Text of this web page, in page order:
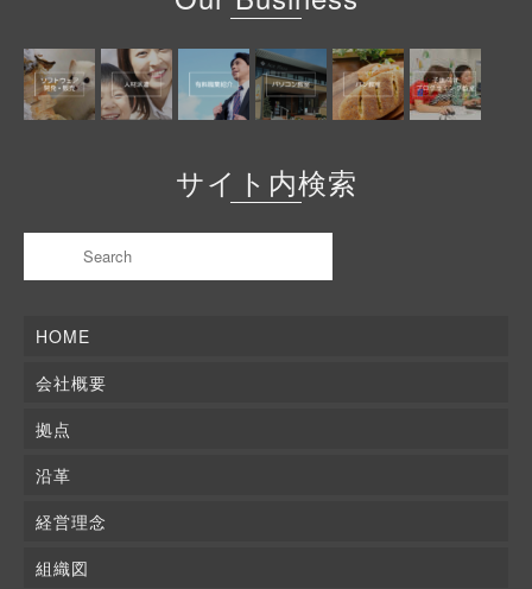
サイト内検索
HOME
会社概要
拠点
沿革
経営理念
組織図